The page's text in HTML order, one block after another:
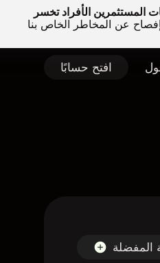
أن %79.75 من حسابات المستثمرين الأفراد تخسر
عن المخاطر الخاص بنا
افتح حسابًا
المفضلة